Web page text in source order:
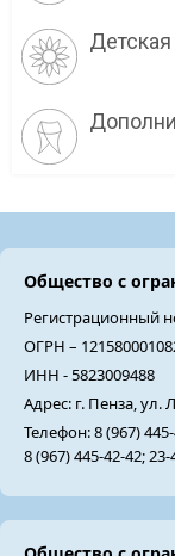
Общество с
Регистрационный
ОГРН –
ИНН - 5823009488
Адрес: г. Пенза, ул.
Телефон: 8 (967)
8 (967) 445-42-42; 23-